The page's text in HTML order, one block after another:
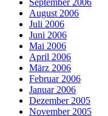
August 2006
Juli 2006
Juni 2006
Mai 2006
April 2006
März 2006
Februar 2006
Januar 2006
Dezember 2005
November 2005